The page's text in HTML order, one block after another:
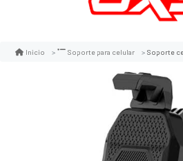
Inicio Soporte para celular Soporte celular moto dual